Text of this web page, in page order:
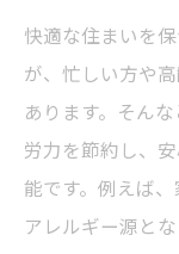
快適な住まいを
が、忙しい方や
あります。そん
労力を節約し、
能です。例えば
アレルギー源と